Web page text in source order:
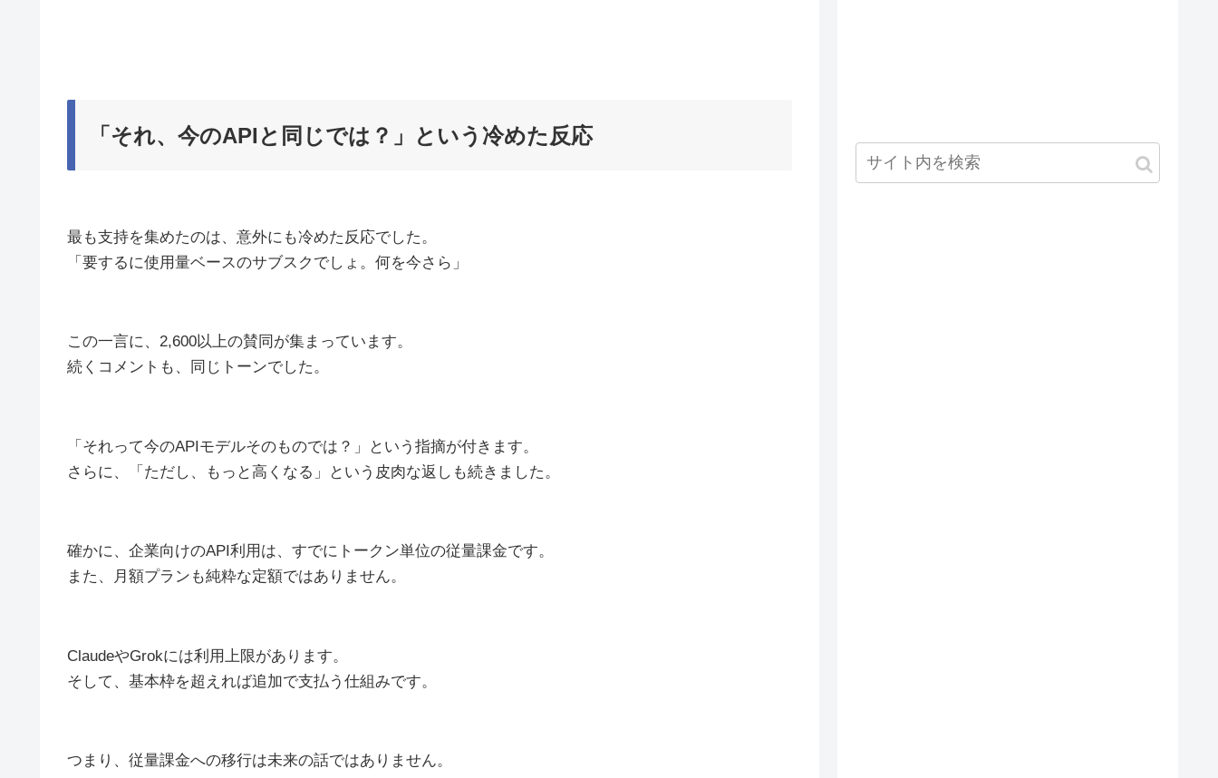
「それ、今のAPIと同じでは？」という冷めた反応
最も支持を集めたのは、意外にも冷めた反応でした。
「要するに使用量ベースのサブスクでしょ。何を今さら」
この一言に、2,600以上の賛同が集まっています。
続くコメントも、同じトーンでした。
「それって今のAPIモデルそのものでは？」という指摘が付きます。
さらに、「ただし、もっと高くなる」という皮肉な返しも続きました。
確かに、企業向けのAPI利用は、すでにトークン単位の従量課金です。
また、月額プランも純粋な定額ではありません。
ClaudeやGrokには利用上限があります。
そして、基本枠を超えれば追加で支払う仕組みです。
つまり、従量課金への移行は未来の話ではありません。